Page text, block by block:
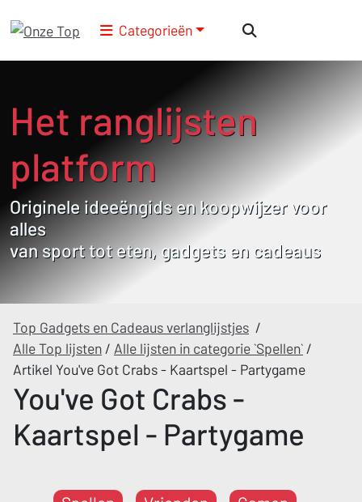
Categorieën
Het ranglijsten
platform
Originele ideeëngids en koopwijzer voor
alles
van sport tot eten, gadgets en cadeaus
Top Gadgets en Cadeaus verlanglijstjes /
Alle Top lijsten / Alle lijsten in categorie `Spellen` /
Artikel You've Got Crabs - Kaartspel - Partygame
You've Got Crabs -
Kaartspel - Partygame